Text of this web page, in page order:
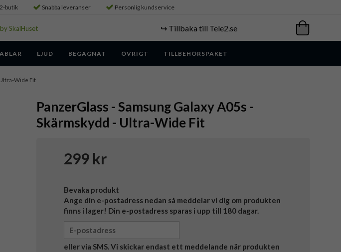
butik Snabba leveranser Personlig kundservice
↪️ Tillbaka till Tele2.se
LJUD BEGAGNAT ÖVRIGT TILLBEHÖRSPAKET
Wide Fit
PanzerGlass - Samsung Galaxy A05s -
Skärmskydd - Ultra-Wide Fit
299 kr
Bevaka produkt
Ange din e-postadress nedan så meddelar vi dig om produkten
finns i lager! Din e-postadress sparas i upp till 180 dagar.
eller via SMS. Vi skickar endast ett meddelande när produkten